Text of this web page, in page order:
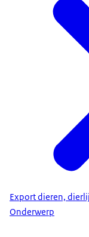
Export dieren,
Onderwerp